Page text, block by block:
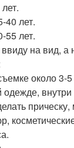
40 лет.
55 лет.
на вид, а
около 3-
одежде,